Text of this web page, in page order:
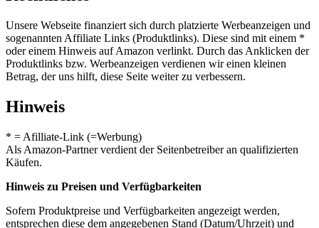
Unsere Webseite finanziert sich durch platzierte Werbeanzeigen und
sogenannten Affiliate Links (Produktlinks). Diese sind mit einem *
oder einem Hinweis auf Amazon verlinkt. Durch das Anklicken der
Produktlinks bzw. Werbeanzeigen verdienen wir einen kleinen
Betrag, der uns hilft, diese Seite weiter zu verbessern.
Hinweis
* = Afilliate-Link (=Werbung)
Als Amazon-Partner verdient der Seitenbetreiber an qualifizierten
Käufen.
Hinweis zu Preisen und Verfügbarkeiten
Sofern Produktpreise und Verfügbarkeiten angezeigt werden,
entsprechen diese dem angegebenen Stand (Datum/Uhrzeit) und